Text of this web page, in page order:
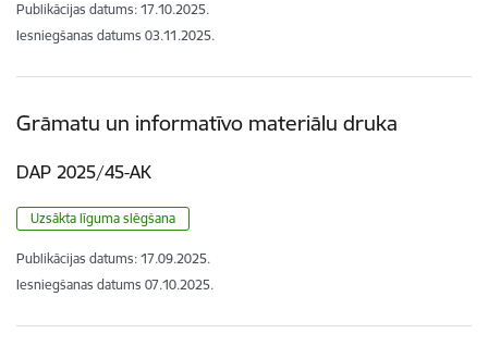
Publikācijas datums: 17.10.2025.
Iesniegšanas datums 03.11.2025.
Grāmatu un informatīvo materiālu druka
DAP 2025/45-AK
Uzsākta līguma slēgšana
Publikācijas datums: 17.09.2025.
Iesniegšanas datums 07.10.2025.